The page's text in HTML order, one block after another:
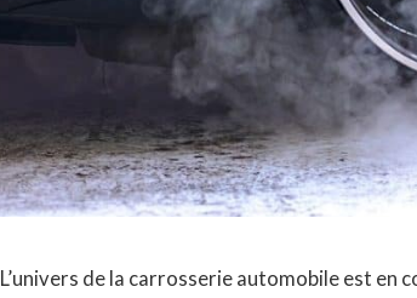
L’univers de la carrosserie automobile est